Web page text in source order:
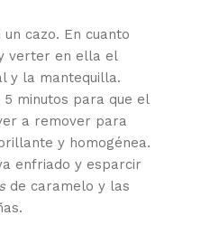
cazo. En cuanto
verter en ella el
y la mantequilla.
minutos para que el
a remover para
y homogénea.
enfriado y esparcir
de caramelo y las